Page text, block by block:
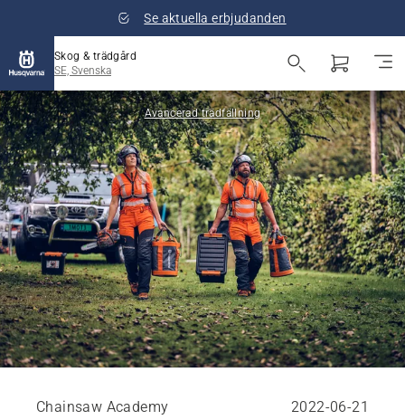
Se aktuella erbjudanden
Skog & trädgård
SE, Svenska
Avancerad trädfällning
Chainsaw Academy 2022-06-21